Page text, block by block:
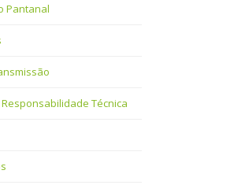
Pantanal
Técnica